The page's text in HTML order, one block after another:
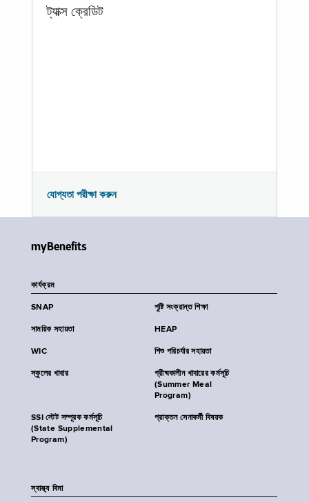
ট্যাক্স ক্রেডিট
যোগ্যতা পরীক্ষা করুন
myBenefits
কার্যক্রম
SNAP পুষ্টি সংক্রান্ত শিক্ষা
সাময়িক সহায়তা HEAP
WIC শিশু পরিচর্যার সহায়তা
স্কুলের খাবার
গ্রীষ্মকালীন খাবারের কর্মসূচি
(Summer Meal
Program)
SSI স্টেট সম্পূরক কর্মসূচি
(State Supplemental
Program)
প্রাক্তন সেনাকর্মী বিষয়ক
স্বাস্থ্য বিমা